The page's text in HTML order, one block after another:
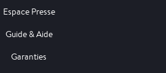
Espace Presse
Guide & Aide
Garanties